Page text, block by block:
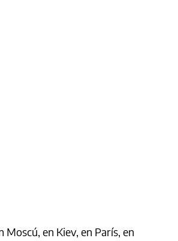
Moscú, en Kiev, en París, en